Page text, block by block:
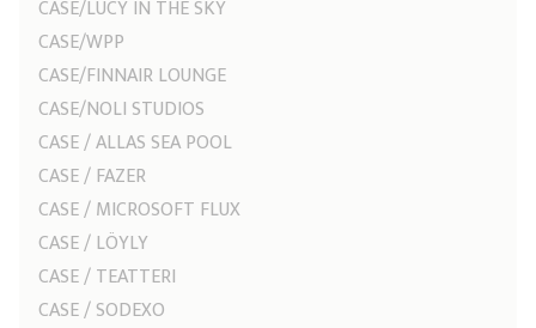
CASE/LUCY IN THE SKY
CASE/WPP
CASE/FINNAIR LOUNGE
CASE/NOLI STUDIOS
CASE / ALLAS SEA POOL
CASE / FAZER
CASE / MICROSOFT FLUX
CASE / LÖYLY
CASE / TEATTERI
CASE / SODEXO